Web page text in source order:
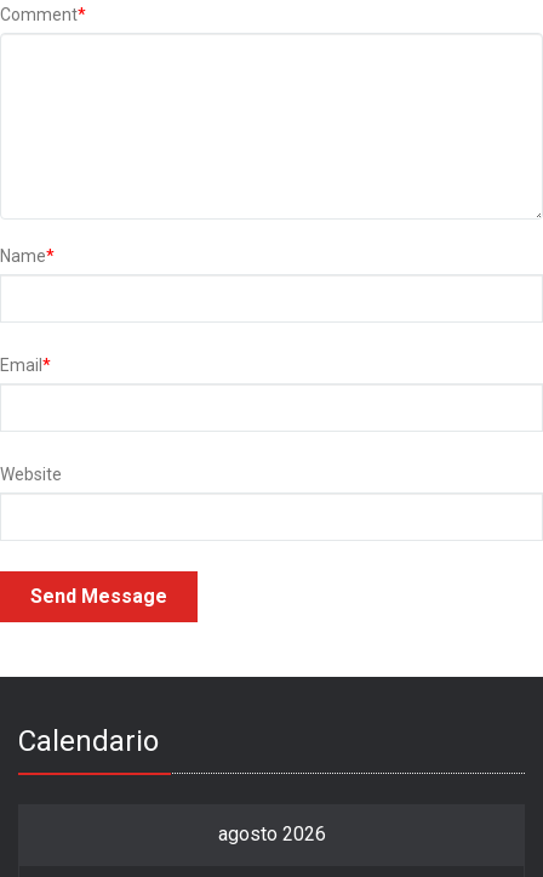
Comment*
Name*
Email *
Website
Calendario
agosto 2026